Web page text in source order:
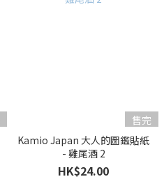
售完
Kamio Japan 大人的圖鑑貼紙
- 雞尾酒 2
HK$24.00